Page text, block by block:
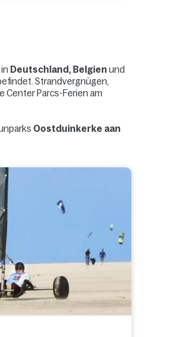
in Deutschland, Belgien und
Strandvergnügen,
Center Parcs-Ferien am
Oostduinkerke aan